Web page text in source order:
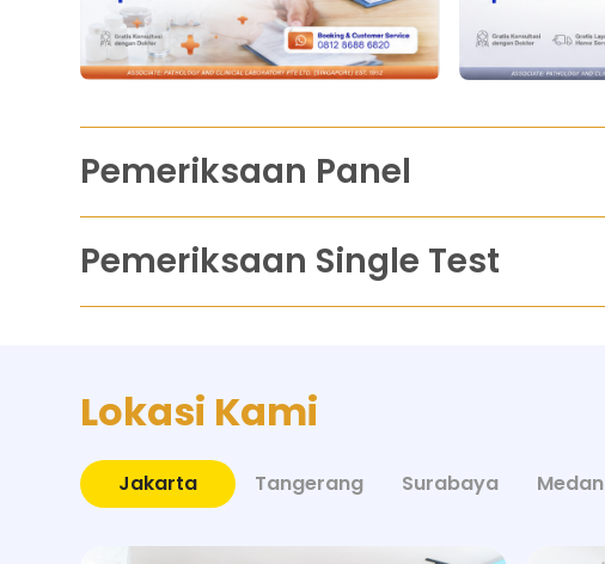
Pemeriksaan Panel
Pemeriksaan Single Test
Lokasi Kami
Jakarta Tangerang Surabaya Medan